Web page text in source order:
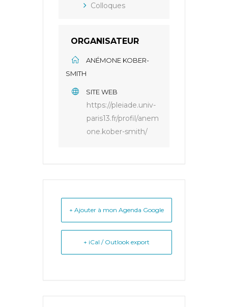
Colloques
ORGANISATEUR
ANÉMONE KOBER-
SMITH
SITE WEB
https://pleiade.univ-
paris13.fr/profil/anem
one.kober-smith/
+ Ajouter à mon Agenda Google
+ iCal / Outlook export